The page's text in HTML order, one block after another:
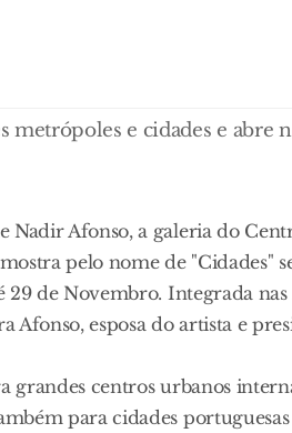
metrópoles e cidades e abre
Nadir Afonso, a galeria do
pelo nome de "Cidades"
29 de Novembro. Integrada nas
Afonso, esposa do artista e
grandes centros urbanos
para cidades